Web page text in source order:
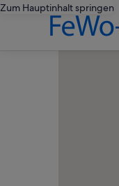
Zum Hauptinhalt springen